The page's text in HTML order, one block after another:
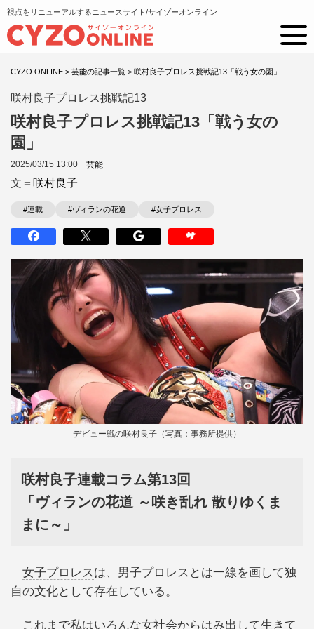
視点をリニューアルするニュースサイト/サイゾーオンライン
CYZO ONLINE > 芸能の記事一覧 > 咲村良子プロレス挑戦記13「戦う女の園」
咲村良子プロレス挑戦記13
咲村良子プロレス挑戦記13「戦う女の
園」
2025/03/15 13:00 芸能
文＝ 咲村良子
#連載 #ヴィランの花道 #女子プロレス
デビュー戦の咲村良子（写真：事務所提供）
咲村良子連載コラム第13回
「ヴィランの花道 ～咲き乱れ 散りゆくま
まに～」
女子プロレスは、男子プロレスとは一線を画して独
自の文化として存在している。
これまで私はいろんな女社会からはみ出して生きて